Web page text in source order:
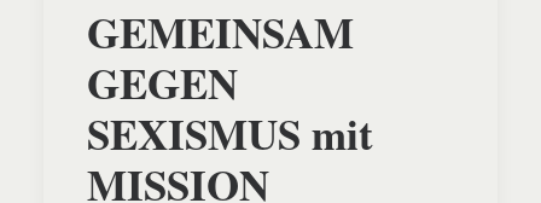
GEMEINSAM
GEGEN
SEXISMUS mit
MISSION